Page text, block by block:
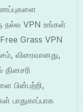
நல்ல VPN உங்கள்
Grass VPN
விரைவானது,
தினசரி
பின்பற்றி,
பாதுகாப்பாக